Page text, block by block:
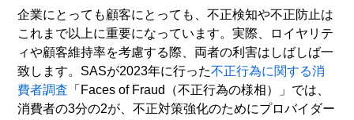
企業にとっても顧客にとっても、不正検知や不正防止は
これまで以上に重要になっています。実際、ロイヤリテ
ィや顧客維持率を考慮する際、両者の利害はしばしば一
致します。SASが2023年に行った不正行為に関する消
費者調査 「Faces of Fraud（不正行為の様相）」では、
消費者の3分の2が、不正対策強化のためにプロバイダー